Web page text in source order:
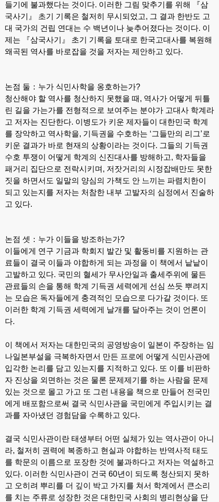
들기에 불과했다는 것이다. 이러한 그림 맞추기를 위해 『삼
국사기』 초기 기록은 철저히 무시되었고, 그 결과 한반도 고
대 국가의 건립 연대는 수 백년이나 늦추어졌다는 것이다. 이
제는 『삼국사기』 초기 기록을 토대로 한국고대사를 복원해
왜곡된 역사를 바로잡을 것을 저자는 제안하고 있다.
논점 둘：누가 식민사학을 옹호하는가?
청산해야 할 역사를 청산하지 못했을 때, 역사가 어떻게 뒤틀
린 길을 가는가를 전형적으로 보여주는 분야가 고대사 학계라
고 저자는 진단한다. 이병도가 키운 제자들이 대한민국 학계
를 장악하고 역사학을, 기득권을 수호하는 ‘그들만의 리그’로
키운 결과가 바로 현재의 상황이라는 것이다. 그들의 기득권
수호 투쟁이 어떻게 학계의 신진대사를 방해하고, 학자들을
패거리 집단으로 전락시키며, 저잣거리의 시정잡배만도 못한
짓을 하면서도 일말의 양심의 가책도 안 느끼는 파렴치한이
되고 있는지를 저자는 처참한 내부 고발자의 심정에서 진술하
고 있다.
논점 셋：누가 이들을 방조하는가?
이들에게 연구 기금과 학회지 발간 및 활동비를 지원하는 관
료들이 결국 이들과 야합하게 되는 과정을 이 책에서 낱낱이
고발하고 있다. 국민의 혈세가 무사안일과 출세주위에 물든
관료들의 손을 통해 학계 기득권 세력에게 선심 쓰듯 뿌려지
는 모습은 독자들에게 충격적인 모습으로 다가갈 것이다. 또
이러한 학계 기득권 세력에게 날개를 달아주는 것이 언론이
다.
이 책에서 저자는 대한민국의 공영방송이 일본이 주장하는 임
나일본부설을 극복하자면서 만든 프로에 어떻게 식민사관에
입각한 논리를 담고 있는지를 지적하고 있다. 또 이를 비판하
자 진상을 외면하는 것은 물론 문제제기를 하는 사람을 문제
있는 것으로 몰고 가고 또 그런 내용을 책으로 만들어 전국민
에게 배포함으로써 결국 식민사관을 국민에게 주입시키는 결
과를 자아냈던 경험담을 수록하고 있다.
결국 식민사관이란 태생부터 어떤 실체가 있는 역사관이 아니
라, 철저히 권력에 복종하고 현실과 야합하는 반역사적 태도
를 학문의 이름으로 포장한 것에 불과하다고 저자는 역설하고
있다. 이러한 식민사관이 건국 60년이 되도록 청산되지 못하
고 오히려 뿌리를 더 깊이 박고 가지를 쳐서 학계에서 큰소리
를 치는 주류로 성장한 것은 대한민국 사회의 병리현상을 단